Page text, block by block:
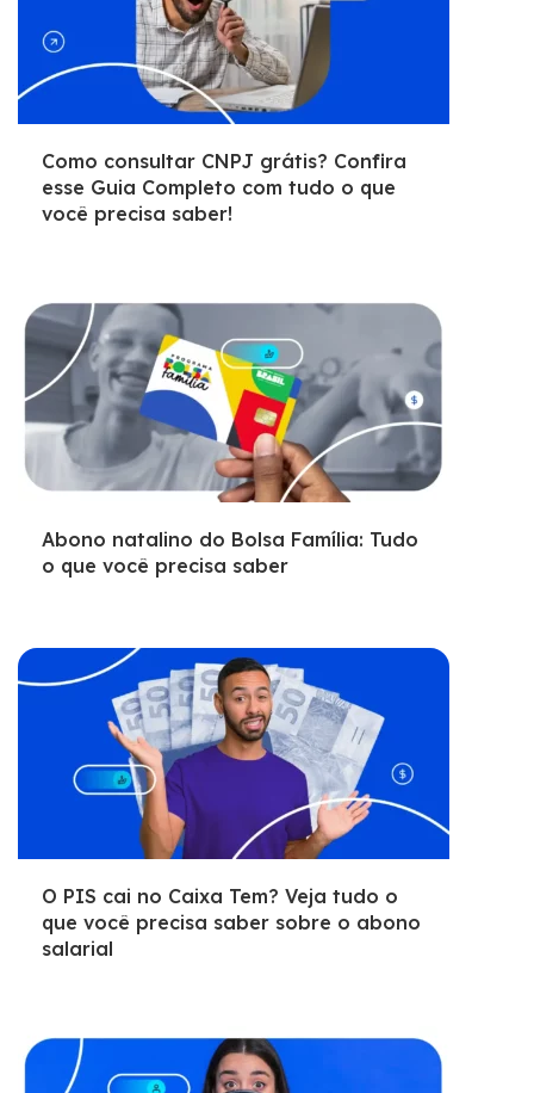
Como consultar CNPJ grátis? Confira
esse Guia Completo com tudo o que
você precisa saber!
Abono natalino do Bolsa Família: Tudo
o que você precisa saber
O PIS cai no Caixa Tem? Veja tudo o
que você precisa saber sobre o abono
salarial